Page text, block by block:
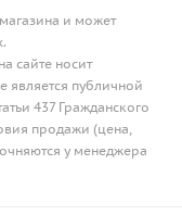
и может
сайте носит
является публичной
437 Гражданского
продажи (цена,
у менеджера